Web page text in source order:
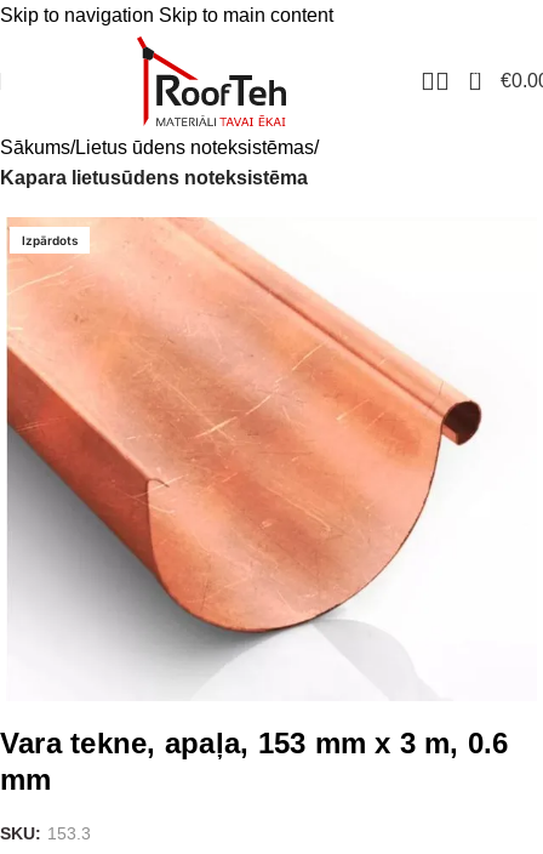
Skip to navigation Skip to main content
0 €
Sākums Lietus ūdens noteksistēmas
Kapara lietusūdens noteksistēma
Izpārdots
Vara tekne, apaļa, 153 mm x 3 m, 0.6
mm
SKU: 153.3